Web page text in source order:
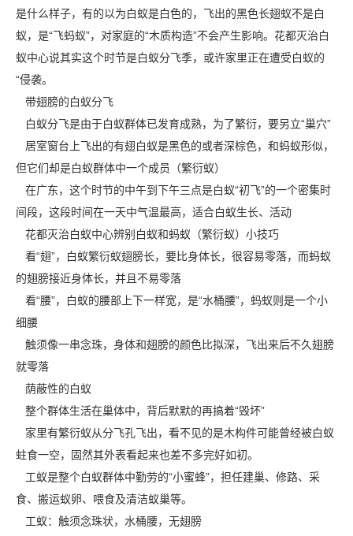
是什么样子，有的以为白蚁是白色的，飞出的黑色长翅蚁不是白
蚁，是“飞蚂蚁”，对家庭的“木质构造”不会产生影响。 花都灭治白
蚁中心说其实这个时节是白蚁分飞季，或许家里正在遭受白蚁的
“侵袭。
带翅膀的白蚁分飞
白蚁分飞是由于白蚁群体已发育成熟，为了繁衍，要另立“巢穴”
居室窗台上飞出的有翅白蚁是黑色的或者深棕色，和蚂蚁形似，
但它们却是白蚁群体中一个成员（繁衍蚁）
在广东，这个时节的中午到下午三点是白蚁“初飞”的一个密集时
间段，这段时间在一天中气温最高，适合白蚁生长、活动
花都灭治白蚁中心辨别白蚁和蚂蚁（繁衍蚁）小技巧
看“翅”，白蚁繁衍蚁翅膀长，要比身体长，很容易零落，而蚂蚁
的翅膀接近身体长，并且不易零落
看“腰”，白蚁的腰部上下一样宽，是“水桶腰”，蚂蚁则是一个小
细腰
触须像一串念珠，身体和翅膀的颜色比拟深，飞出来后不久翅膀
就零落
荫蔽性的白蚁
整个群体生活在巢体中，背后默默的再搞着“毁坏”
家里有繁衍蚁从分飞孔飞出，看不见的是木构件可能曾经被白蚁
蛀食一空，固然其外表看起来也差不多完好如初。
工蚁是整个白蚁群体中勤劳的“小蜜蜂”，担任建巢、修路、采
食、搬运蚁卵、喂食及清洁蚁巢等。
工蚁：触须念珠状，水桶腰，无翅膀